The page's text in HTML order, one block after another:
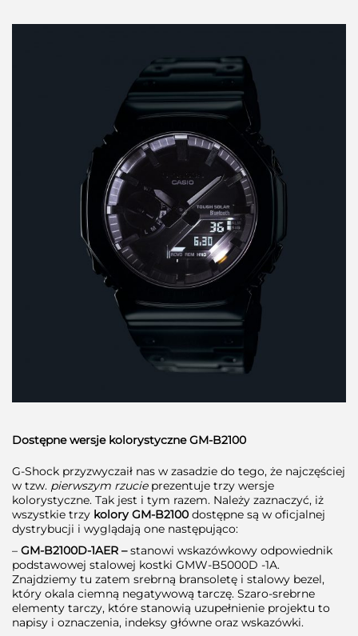
Dostępne wersje kolorystyczne GM-B2100
G-Shock przyzwyczaił nas w zasadzie do tego, że najczęściej
w tzw. pierwszym rzucieprezentuje trzy wersje
kolorystyczne. Tak jest i tym razem. Należy zaznaczyć, iż
wszystkie trzy kolory GM-B2100 dostępne są w oficjalnej
dystrybucji i wyglądają one następująco:
– GM-B2100D-1AER –stanowi wskazówkowy odpowiednik
podstawowej stalowej kostki GMW-B5000D -1A.
Znajdziemy tu zatem srebrną bransoletę i stalowy bezel,
który okala ciemną negatywową tarczę. Szaro-srebrne
elementy tarczy, które stanowią uzupełnienie projektu to
napisy i oznaczenia, indeksy główne oraz wskazówki.